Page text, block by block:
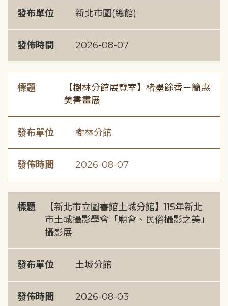
發布單位 新北市圖(總館)
發佈時間 2026-08-07
標題
【樹林分館展覽室】楮墨餘香－簡惠
美書畫展
發布單位 樹林分館
發佈時間 2026-08-07
標題
【新北市立圖書館土城分館】115年新北
市土城攝影學會「廟會、民俗攝影之美」
攝影展
發布單位 土城分館
發佈時間 2026-08-03